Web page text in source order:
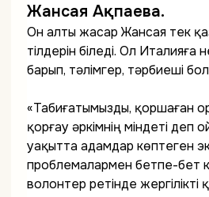
Жансая Ақпаева.
Он алты жасар Жансая тек
тілдерін біледі. Ол
барып, тәлімгер, тәрбиеші
«Табиғатымызды, қоршаған
қорғау әркімнің міндеті деп
уақытта адамдар көптеген
проблемалармен бетпе-бет
волонтер ретінде